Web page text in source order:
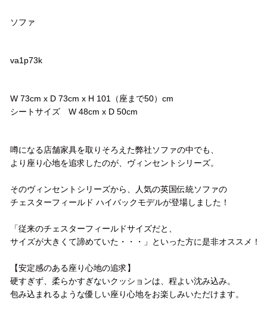
ソファ
va1p73k
W 73cm x D 73cm x H 101（座まで50）cm
シートサイズ W 48cm x D 50cm
噂になる店舗家具を取りそろえた弊社ソファの中でも、
より座り心地を追求したのが、ヴィンセントシリーズ。
そのヴィンセントシリーズから、人気の英国伝統ソファの
チェスターフィールド ハイバックモデルが登場しました！
「従来のチェスターフィールドサイズだと、
サイズが大きくて諦めていた・・・」といった方に是非オススメ！
【安定感のある座り心地の追求】
硬すぎず、柔らかすぎないクッションは、程よい沈み込み。
包み込まれるような優しい座り心地をお楽しみいただけます。